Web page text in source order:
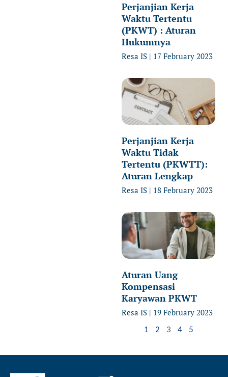
Perjanjian Kerja
Waktu Tertentu
(PKWT) : Aturan
Hukumnya
Resa IS 17 February 2023
Perjanjian Kerja
Waktu Tidak
Tertentu (PKWTT):
Aturan Lengkap
Resa IS 18 February 2023
Aturan Uang
Kompensasi
Karyawan PKWT
Resa IS 19 February 2023
1 2 3 4 5